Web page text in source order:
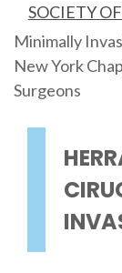
SOCIETY
Minimally
New York
Surgeons